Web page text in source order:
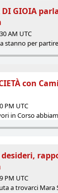
DI GIOIA
AM UTC
stanno per
con
PM UTC
in Corso
PM UTC
a trovarci Mara